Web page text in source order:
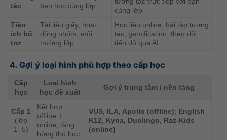
tác
bạn học cùng lớp
cùng lớp
Tiện
ích bổ
trợ
Tài liệu giấy, hoạt
động nhóm, môi
trường lớp
Học liệu online, bài tập tương
tác, gamification, theo dõi
tiến độ qua AI
4. Gợi ý loại hình phù hợp theo cấp học
Cấp
học
Loại hình
học đề xuất
Gợi ý trung tâm / nền tảng
Cấp 1
(lớp
1–5)
Kết hợp
offline +
online, tăng
hứng thú học
VUS, ILA, Apollo (offline); English
K12, Kyna, Duolingo, Raz-Kids
(online)